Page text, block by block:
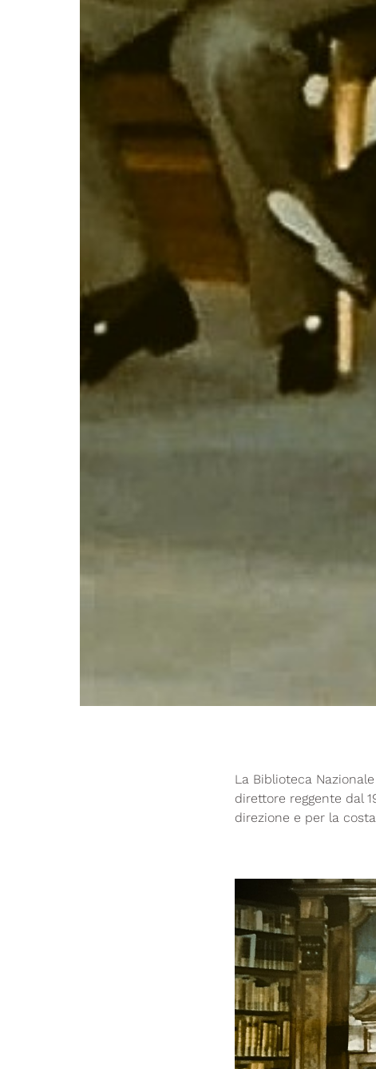
La Biblioteca
direttore reggente dal
direzione e per la